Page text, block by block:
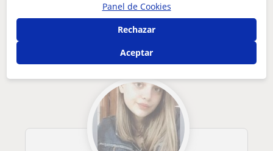
Otros profesores de Inglés en Niebla que
pueden interesarte
Panel de Cookies
Rechazar
Aceptar